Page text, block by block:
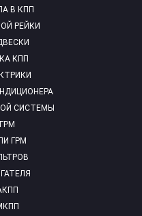
В КПП
РЕЙКИ
КПП
СИСТЕМЫ
ГРМ